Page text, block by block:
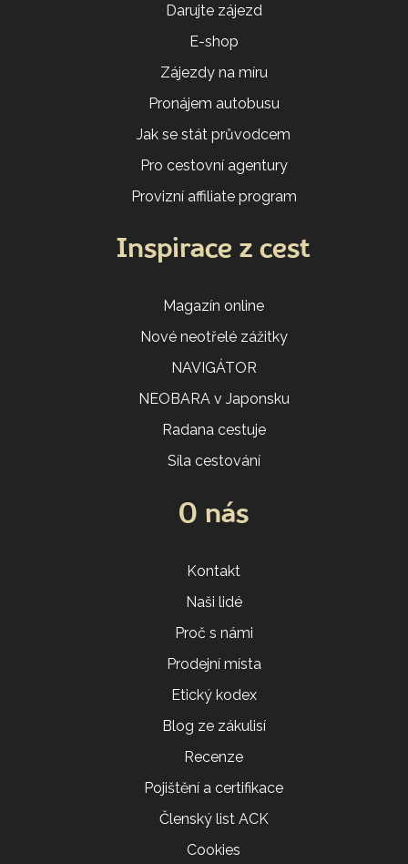
Darujte zájezd
E-shop
Zájezdy na míru
Pronájem autobusu
Jak se stát průvodcem
Pro cestovní agentury
Provizní affiliate program
Inspirace z cest
Magazín online
Nové neotřelé zážitky
NAVIGÁTOR
NEOBARA v Japonsku
Radana cestuje
Síla cestování
O nás
Kontakt
Naši lidé
Proč s námi
Prodejní místa
Etický kodex
Blog ze zákulisí
Recenze
Pojištění a certifikace
Členský list ACK
Cookies